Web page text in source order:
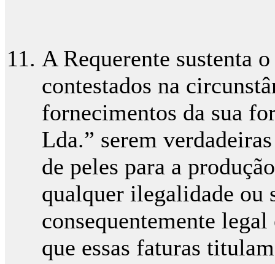
A Requerente sustenta
contestados na
fornecimentos da sua
Lda.” serem
de peles para a
qualquer ilegalidade ou
consequentemente
que essas faturas